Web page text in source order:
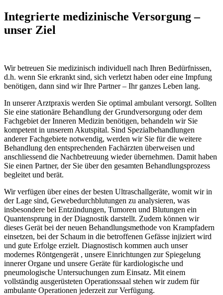
Integrierte medizinische Versorgung –
unser Ziel
Wir betreuen Sie medizinisch individuell nach Ihren Bedürfnissen,
d.h. wenn Sie erkrankt sind, sich verletzt haben oder eine Impfung
benötigen, dann sind wir Ihre Partner – Ihr ganzes Leben lang.
In unserer Arztpraxis werden Sie optimal ambulant versorgt. Sollten
Sie eine stationäre Behandlung der Grundversorgung oder dem
Fachgebiet der Inneren Medizin benötigen, behandeln wir Sie
kompetent in unserem Akutspital. Sind Spezialbehandlungen
anderer Fachgebiete notwendig, werden wir Sie für die weitere
Behandlung den entsprechenden Fachärzten überweisen und
anschliessend die Nachbetreuung wieder übernehmen. Damit haben
Sie einen Partner, der Sie über den gesamten Behandlungsprozess
begleitet und berät.
Wir verfügen über eines der besten Ultraschallgeräte, womit wir in
der Lage sind, Gewebedurchblutungen zu analysieren, was
insbesondere bei Entzündungen, Tumoren und Blutungen ein
Quantensprung in der Diagnostik darstellt. Zudem können wir
dieses Gerät bei der neuen Behandlungsmethode von Krampfadern
einsetzen, bei der Schaum in die betroffenen Gefässe injiziert wird
und gute Erfolge erzielt. Diagnostisch kommen auch unser
modernes Röntgengerät , unsere Einrichtungen zur Spiegelung
innerer Organe und unsere Geräte für kardiologische und
pneumologische Untersuchungen zum Einsatz. Mit einem
vollständig ausgerüsteten Operationssaal stehen wir zudem für
ambulante Operationen jederzeit zur Verfügung.